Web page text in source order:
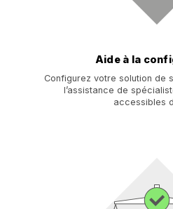
Aide à la
Configurez votre solution de
l’assistance de
accessibles